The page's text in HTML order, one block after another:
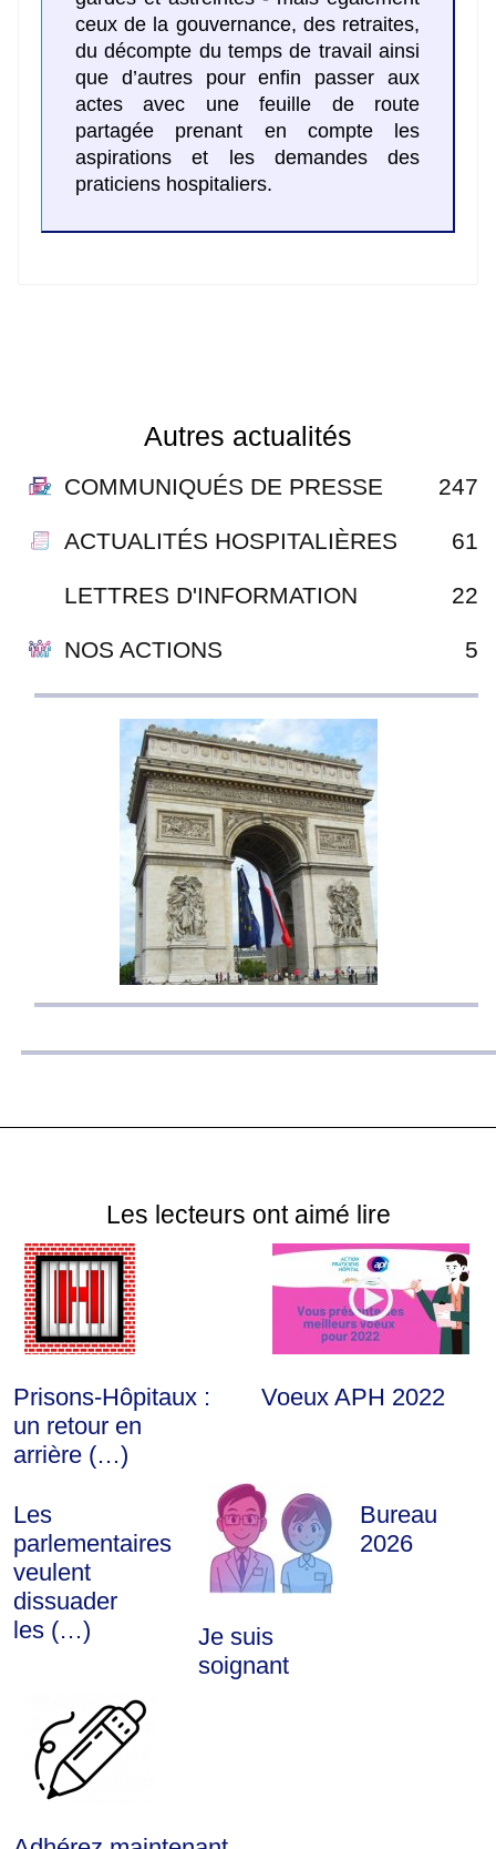
ceux de la gouvernance, des retraites,
du décompte du temps de travail ainsi
que d’autres pour enfin passer aux
actes avec une feuille de route
partagée prenant en compte les
aspirations et les demandes des
praticiens hospitaliers.
Autres actualités
COMMUNIQUÉS DE PRESSE 247
ACTUALITÉS HOSPITALIÈRES 61
LETTRES D'INFORMATION 22
NOS ACTIONS 5
Les lecteurs ont aimé lire
Prisons-Hôpitaux :
un retour en
arrière (…)
Voeux APH 2022
Les
parlementaires
veulent
dissuader
les (…)
Je suis
soignant
Bureau
2026